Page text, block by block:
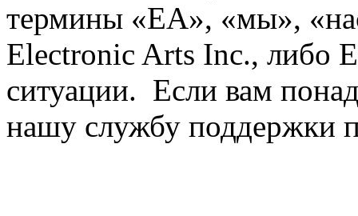
термины «EA», «мы»,
Electronic Arts Inc., либо
ситуации. Если вам
нашу службу поддержки